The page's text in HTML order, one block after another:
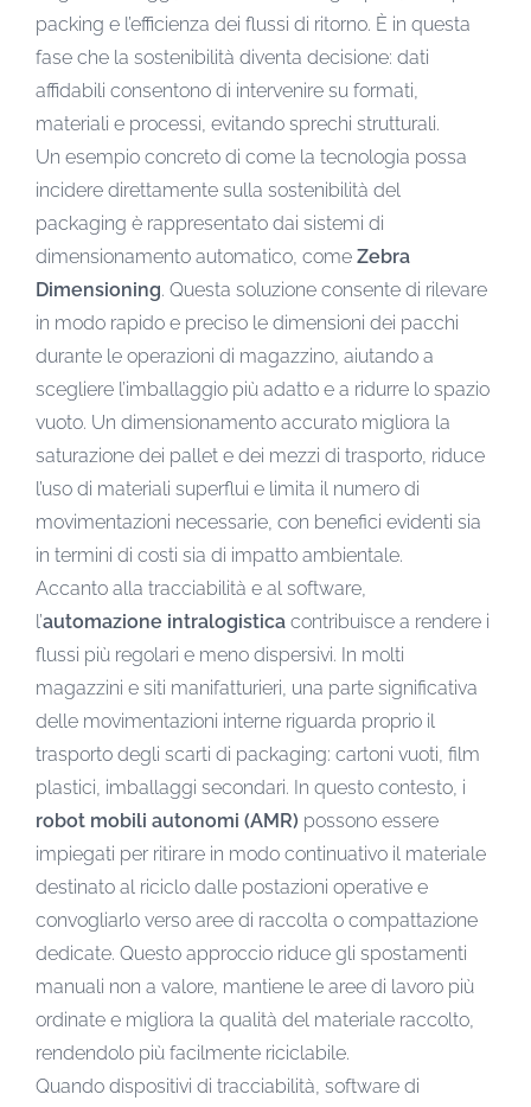
packing e l’efficienza dei flussi di ritorno. È in questa
fase che la sostenibilità diventa decisione: dati
affidabili consentono di intervenire su formati,
materiali e processi, evitando sprechi strutturali.
Un esempio concreto di come la tecnologia possa
incidere direttamente sulla sostenibilità del
packaging è rappresentato dai sistemi di
dimensionamento automatico, come Zebra
Dimensioning. Questa soluzione consente di rilevare
in modo rapido e preciso le dimensioni dei pacchi
durante le operazioni di magazzino, aiutando a
scegliere l’imballaggio più adatto e a ridurre lo spazio
vuoto. Un dimensionamento accurato migliora la
saturazione dei pallet e dei mezzi di trasporto, riduce
l’uso di materiali superflui e limita il numero di
movimentazioni necessarie, con benefici evidenti sia
in termini di costi sia di impatto ambientale.
Accanto alla tracciabilità e al software,
l’automazione intralogistica contribuisce a rendere i
flussi più regolari e meno dispersivi. In molti
magazzini e siti manifatturieri, una parte significativa
delle movimentazioni interne riguarda proprio il
trasporto degli scarti di packaging: cartoni vuoti, film
plastici, imballaggi secondari. In questo contesto, i
robot mobili autonomi (AMR) possono essere
impiegati per ritirare in modo continuativo il materiale
destinato al riciclo dalle postazioni operative e
convogliarlo verso aree di raccolta o compattazione
dedicate. Questo approccio riduce gli spostamenti
manuali non a valore, mantiene le aree di lavoro più
ordinate e migliora la qualità del materiale raccolto,
rendendolo più facilmente riciclabile.
Quando dispositivi di tracciabilità, software di